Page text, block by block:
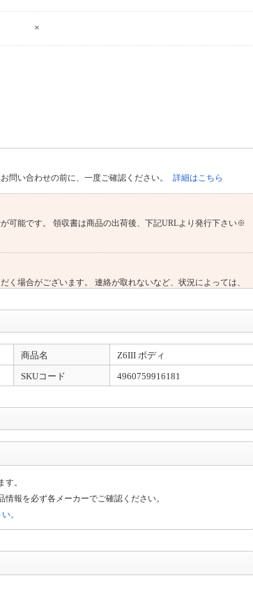
×
問い合わせの前に、一度ご確認ください。
詳細はこちら
可能です。 領収書は商品の出荷後、下記URLより発行下さい※
場合がございます。 連絡が取れないなど、状況によっては、
店でのご購入時にクレジットカードにて決済を頂いた場合、 請
ださいませ。
商品名
Z6III ボディ
SKUコード 4960759916181
。
報を必ず各メーカーでご確認ください。
。